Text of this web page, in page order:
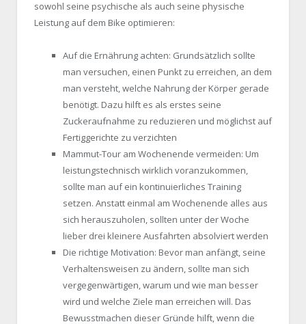
sowohl seine psychische als auch seine physische
Leistung auf dem Bike optimieren:
Auf die Ernährung achten: Grundsätzlich sollte
man versuchen, einen Punkt zu erreichen, an dem
man versteht, welche Nahrung der Körper gerade
benötigt. Dazu hilft es als erstes seine
Zuckeraufnahme zu reduzieren und möglichst auf
Fertiggerichte zu verzichten
Mammut-Tour am Wochenende vermeiden: Um
leistungstechnisch wirklich voranzukommen,
sollte man auf ein kontinuierliches Training
setzen. Anstatt einmal am Wochenende alles aus
sich herauszuholen, sollten unter der Woche
lieber drei kleinere Ausfahrten absolviert werden
Die richtige Motivation: Bevor man anfängt, seine
Verhaltensweisen zu ändern, sollte man sich
vergegenwärtigen, warum und wie man besser
wird und welche Ziele man erreichen will. Das
Bewusstmachen dieser Gründe hilft, wenn die